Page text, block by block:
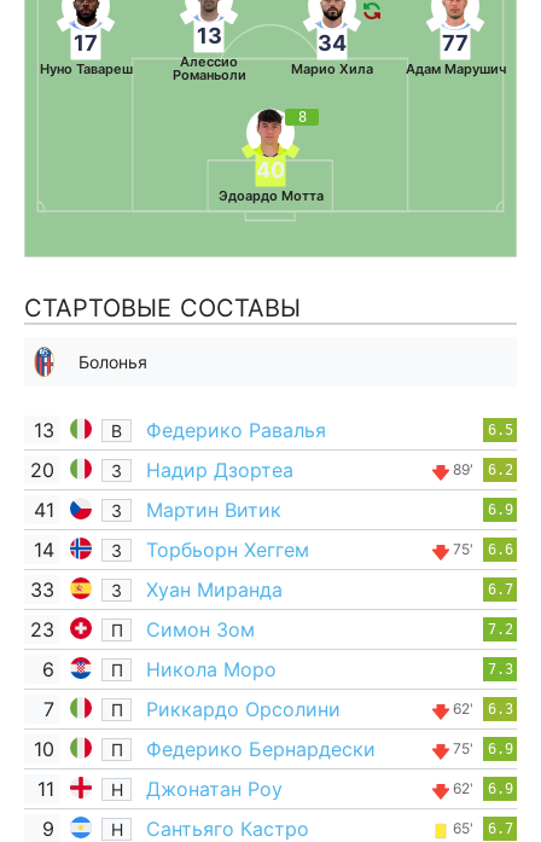
8
40
Эдоардо Мотта
17
Нуно Тавареш
13
Алессио
Романьоли
34
Марио Хила
77
Адам Марушич
СТАРТОВЫЕ СОСТАВЫ
Болонья
13 В Федерико Равалья 6.5
20 З Надир Дзортеа 89' 6.2
41 З Мартин Витик 6.9
14 З Торбьорн Хеггем 75' 6.6
33 З Хуан Миранда 6.7
23 П Симон Зом 7.2
6 П Никола Моро 7.3
7 П Риккардо Орсолини 62' 6.3
10 П Федерико Бернардески 75' 6.9
11 Н Джонатан Роу 62' 6.9
9 Н Сантьяго Кастро 65' 6.7